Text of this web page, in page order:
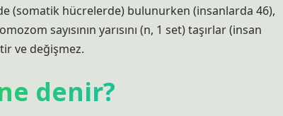
(somatik hücrelerde) bulunurken (insanlarda 46),
sayısının yarısını (n, 1 set) taşırlar (insan
ve değişmez.
denir?